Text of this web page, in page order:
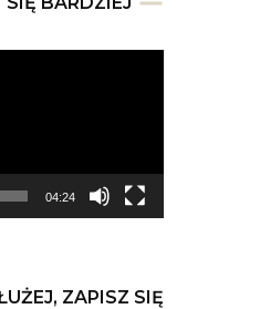
04:24
ZAPISZ SIĘ